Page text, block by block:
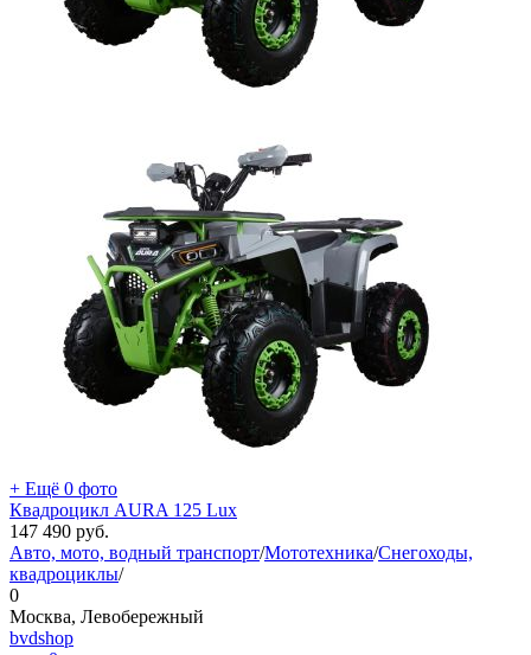
+ Ещё 0 фото
Квадроцикл AURA 125 Lux
147 490 руб.
Авто, мото, водный транспорт/Мототехника/Снегоходы,
квадроциклы/
0
Москва, Левобережный
bvdshop